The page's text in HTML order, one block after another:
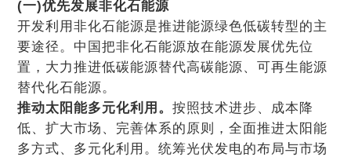
(一)优先发展非化石能源
开发利用非化石能源是推进能源绿色低碳转型的主
要途径。中国把非化石能源放在能源发展优先位
置，大力推进低碳能源替代高碳能源、可再生能源
替代化石能源。
推动太阳能多元化利用。 按照技术进步、成本降
低、扩大市场、完善体系的原则，全面推进太阳能
多方式、多元化利用。统筹光伏发电的布局与市场